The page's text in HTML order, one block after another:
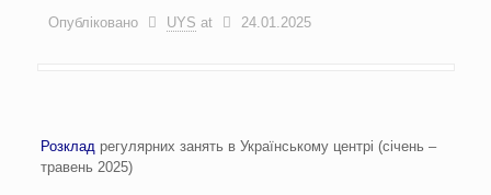
Опубліковано UYS at 24.01.2025
Розклад регулярних занять в Українському центрі (січень –
травень 2025)